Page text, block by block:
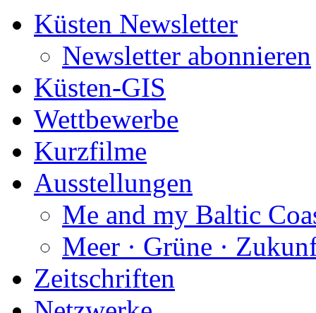
Küsten Newsletter
Newsletter abonnieren
Küsten-GIS
Wettbewerbe
Kurzfilme
Ausstellungen
Me and my Baltic
Meer · Grüne ·
Zeitschriften